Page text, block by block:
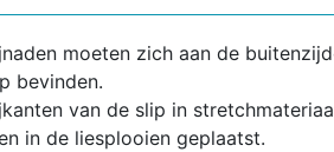
moeten zich aan de
bevinden.
van de slip in
in de liesplooien geplaatst.